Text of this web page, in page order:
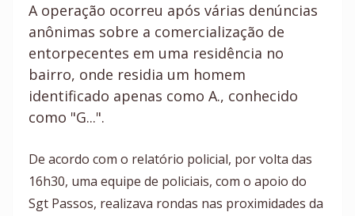
A operação ocorreu após várias denúncias
anônimas sobre a comercialização de
entorpecentes em uma residência no
bairro, onde residia um homem
identificado apenas como A., conhecido
como "G...".
De acordo com o relatório policial, por volta das
16h30, uma equipe de policiais, com o apoio do
Sgt Passos, realizava rondas nas proximidades da